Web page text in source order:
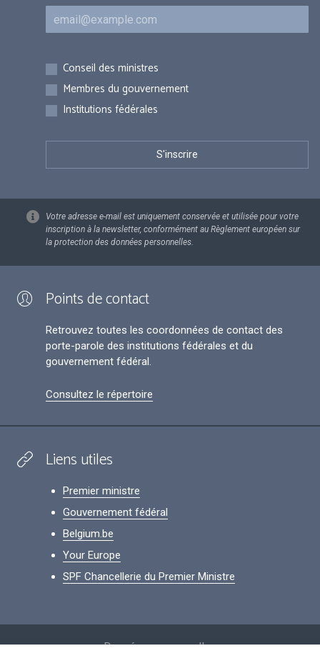
Courriel
Inscriptions
Conseil des ministres
Membres du gouvernement
Institutions fédérales
Votre adresse e-mail est uniquement conservée et utilisée pour votre
inscription à la newsletter, conformément au Règlement européen sur
la protection des données personnelles.
Points de contact
Retrouvez toutes les coordonnées de contact des
porte-parole des institutions fédérales et du
gouvernement fédéral.
Consultez le répertoire
Liens utiles
Premier ministre
Gouvernement fédéral
Belgium.be
Your Europe
SPF Chancellerie du Premier Ministre
Données personnelles